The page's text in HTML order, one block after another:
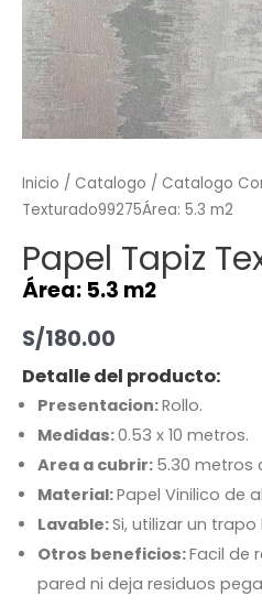
Inicio / Catalogo / Catalogo
Texturado99275Área: 5.3 m2
Papel Tapiz
Área: 5.3 m2
S/180.00
Detalle del producto:
Presentacion:Rollo.
Medidas:0.53 x 10 metros.
Area a cubrir: 5.30 metros
Material:Papel Vinilico de
Lavable:Si, utilizar un
Otros beneficios:Facil de
pared ni deja residuos